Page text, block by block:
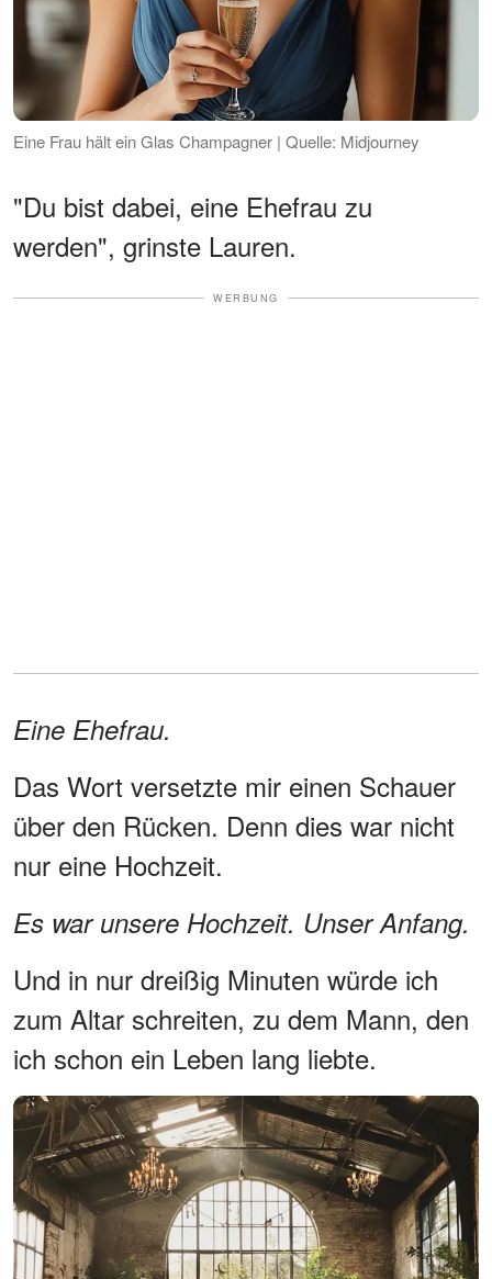
Eine Frau hält ein Glas Champagner | Quelle: Midjourney
"Du bist dabei, eine Ehefrau zu
werden", grinste Lauren.
WERBUNG
Eine Ehefrau.
Das Wort versetzte mir einen Schauer
über den Rücken. Denn dies war nicht
nur eine Hochzeit.
Es war unsere Hochzeit. Unser Anfang.
Und in nur dreißig Minuten würde ich
zum Altar schreiten, zu dem Mann, den
ich schon ein Leben lang liebte.